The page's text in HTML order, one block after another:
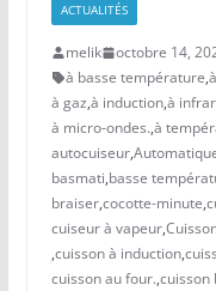
ACTUALITÉS
melik octobre 14,
à basse température,
à gaz,à induction,à
à micro-ondes.,à
autocuiseur,
basmati,basse
braiser,cocotte-minute,
cuiseur à vapeur,
,cuisson à induction,
cuisson au four.,cuisson